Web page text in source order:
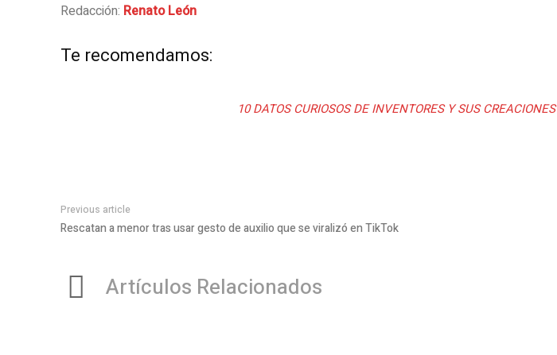
Redacción: Renato León
Te recomendamos:
10 DATOS CURIOSOS DE INVENTORES Y SUS CREACIONES
Previous article
Rescatan a menor tras usar gesto de auxilio que se viralizó en TikTok
Artículos Relacionados